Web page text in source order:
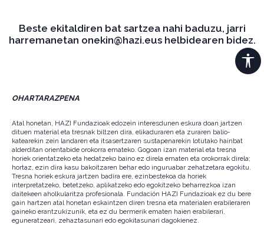
Beste ekitaldiren bat sartzea nahi baduzu, jarri
harremanetan onekin@hazi.eus helbidearen bidez.
OHARTARAZPENA
Atal honetan, HAZI Fundazioak edozein interesdunen eskura doan jartzen
dituen material eta tresnak biltzen dira, elikaduraren eta zuraren balio-
katearekin zein landaren eta itsasertzaren sustapenarekin lotutako hainbat
alderditan orientabide orokorra emateko. Gogoan izan material eta tresna
horiek orientatzeko eta hedatzeko baino ez direla ematen eta orokorrak direla;
hortaz, ezin dira kasu bakoitzaren behar edo inguruabar zehatzetara egokitu.
Tresna horiek eskura jartzen badira ere, ezinbestekoa da horiek
interpretatzeko, betetzeko, aplikatzeko edo egokitzeko beharrezkoa izan
daitekeen aholkularitza profesionala. Fundación HAZI Fundazioak ez du bere
gain hartzen atal honetan eskaintzen diren tresna eta materialen erabileraren
gaineko erantzukizunik, eta ez du bermerik ematen haien erabilerari,
eguneratzeari, zehaztasunari edo egokitasunari dagokienez.